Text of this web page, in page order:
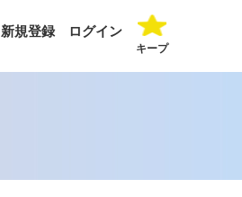
新規登録 ログイン
キープ